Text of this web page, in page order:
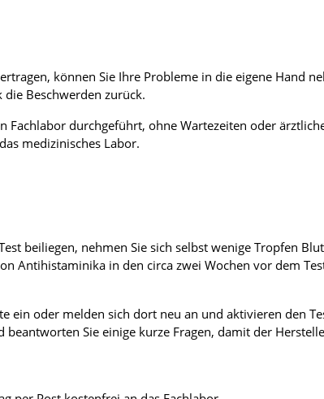
können Sie Ihre Probleme in die eigene Hand
Beschwerden zurück.
durchgeführt, ohne Wartezeiten oder
medizinisches Labor.
beiliegen, nehmen Sie sich selbst wenige Tropfen
Antihistaminika in den circa zwei Wochen vor dem
ein oder melden sich dort neu an und aktivieren den
Sie einige kurze Fragen, damit der